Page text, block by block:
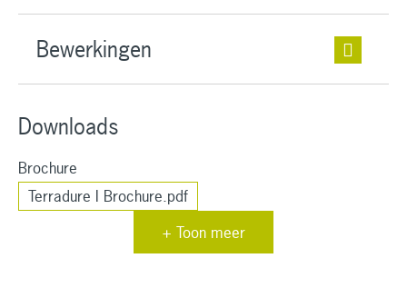
Bewerkingen
Downloads
Terradure I Brochure.pdf
Brochure
+ Toon meer